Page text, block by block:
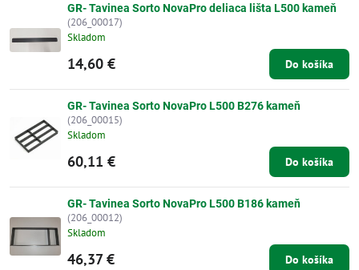
GR- Tavinea Sorto NovaPro deliaca lišta L500 kameň
(206_00017)
Skladom
14,60 € Do košíka
GR- Tavinea Sorto NovaPro L500 B276 kameň
(206_00015)
Skladom
60,11 € Do košíka
GR- Tavinea Sorto NovaPro L500 B186 kameň
(206_00012)
Skladom
46,37 € Do košíka